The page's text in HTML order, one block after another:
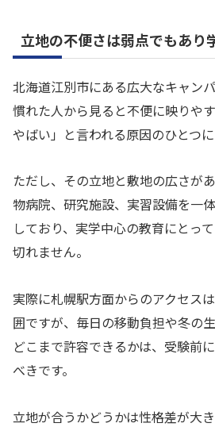
立地の不便さは弱点でもあり
北海道江別市にある広大なキャン
慣れた人から見ると不便に映りや
やばい」と言われる原因のひとつに
ただし、その立地と敷地の広さが
物病院、研究施設、実習設備を一
しており、実学中心の教育にとっ
切れません。
実際に札幌駅方面からのアクセス
囲ですが、毎日の移動負担や冬の
どこまで許容できるかは、受験前
べきです。
立地が合うかどうかは性格差が大